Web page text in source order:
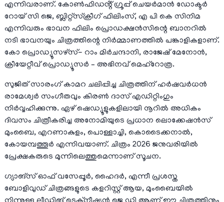
എന്നിവരാണ്. കോൺഫിഡൻ്റ് ഗ്രൂപ്പ് ചെയർമാൻ ഡോക്ടർ
റോയ് സി ജെ, ബ്ലിറ്റ്സ്ക്രീഗ് ഫിലിംസ്, എ പി കെ സിനിമ
എന്നിവരും ഭാവന ഫിലിം പ്രൊഡക്ഷൻസിന്റെ ബാനറിൽ
നടി ഭാവനയും ചിത്രത്തിന്റെ നിർമ്മാണത്തിൽ പങ്കാളികളാണ്.
കോ പ്രൊഡ്യൂസഴ്സ്- റാം മിർചന്ദാനി, രാജേഷ് മേനോൻ,
ക്രീയേറ്റീവ് പ്രൊഡ്യൂസർ – അഭിനവ് മെഹ്‌റോത്ര.
സുജിത് സാരംഗ് കാമറ ചലിപ്പിച്ച ചിത്രത്തിന് ഹർഷവർധൻ
രാമേശ്വർ സംഗീതവും കിരൺ ദാസ് എഡിറ്റിംഗും
നിർവ്വഹിക്കുന്നു. ഏഴ് ഷെഡ്യൂളുകളിലായി നൂറിൽ അധികം
ദിവസം ചിത്രീകരിച്ച അനോമിയുടെ പ്രധാന ലൊക്കേഷൻസ്
മുംബൈ, എറണാകുളം, പൊള്ളാച്ചി, കൊടൈക്കനാൽ,
കോയമ്പത്തൂർ എന്നിവയാണ്. ചിത്രം 2026 ജനുവരിയിൽ
പ്രേക്ഷകരുടെ മുന്നിലെത്തുമെന്നാണ് സൂചന.
ഗ്യാങ്സ് ഓഫ് വസേപ്പൂർ, ഹൈദർ, എന്നീ പ്രശസ്ത
ബോളിവുഡ് ചിത്രങ്ങളുടെ കളറിസ്റ്റ് ആയ, മുംബൈയിൽ